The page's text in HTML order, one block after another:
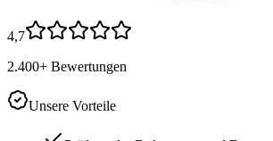
4,7
2.400+ Bewertungen
Unsere Vorteile